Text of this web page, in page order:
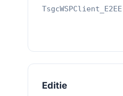
TsgcWSPClient_E2EE
Editie